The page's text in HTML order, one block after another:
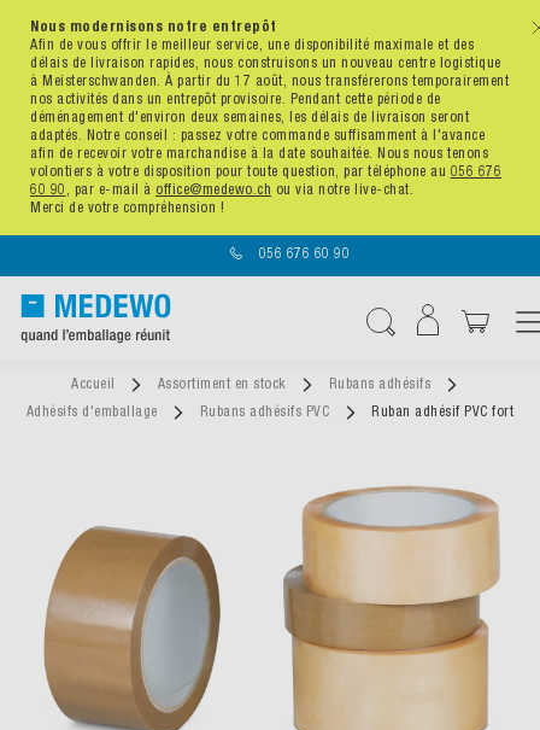
x
Nous modernisons notre entrepôt
Afin de vous offrir le meilleur service, une disponibilité maximale et des
délais de livraison rapides, nous construisons un nouveau centre logistique
à Meisterschwanden. À partir du 17 août, nous transférerons temporairement
nos activités dans un entrepôt provisoire. Pendant cette période de
déménagement d'environ deux semaines, les délais de livraison seront
adaptés. Notre conseil : passez votre commande suffisamment à l'avance
afin de recevoir votre marchandise à la date souhaitée. Nous nous tenons
volontiers à votre disposition pour toute question, par téléphone au 056 676
60 90 , par e-mail à office@medewo.ch ou via notre live-chat.
Merci de votre compréhension !
056 676 60 90
Accueil Assortiment en stock
Rubans adhésifs
Adhésifs d'emballage
Rubans adhésifs PVC Ruban adhésif PVC fort